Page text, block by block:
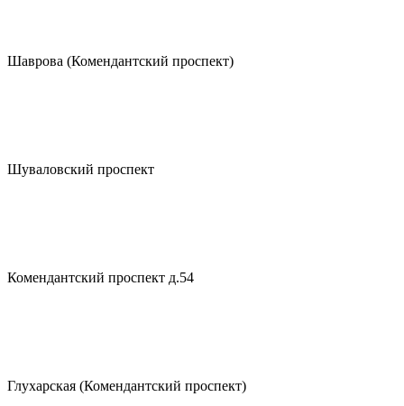
Шаврова (Комендантский проспект)
Шуваловский проспект
Комендантский проспект д.54
Глухарская (Комендантский проспект)